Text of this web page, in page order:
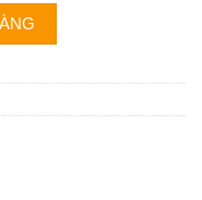
1 chiều Inverter